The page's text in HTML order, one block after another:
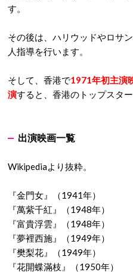
す。
その後は、ハリウッドやロサ
人指導を行います。
そして、香港で1971年初主演
演すると、香港のトップスタ
出演映画一覧
Wikipediaより抜粋。
『金門女』（1941年）
『萬紫千紅』（1948年）
『富貴浮雲』（1948年）
『夢裡西施』（1949年）
『樊梨花』（1949年）
『花開蝶滿枝』（1950年）